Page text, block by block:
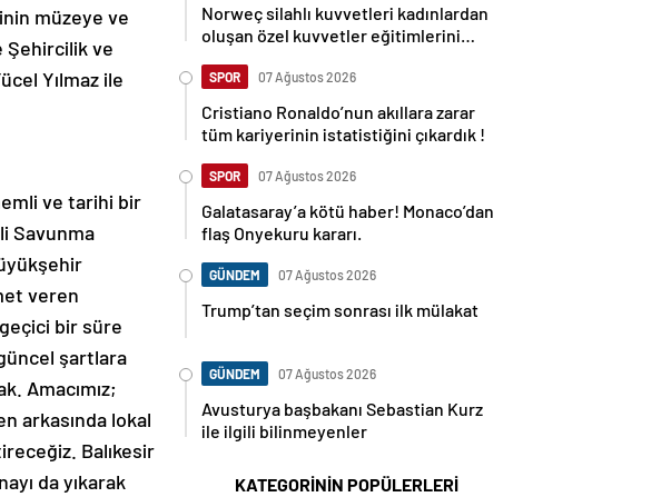
müzeye ve
Şehircilik ve
Yılmaz ile
ve tarihi bir
Savunma
veren
bir süre
şartlara
Amacımız;
arkasında lokal
Balıkesir
da yıkarak
Norweç silahlı kuvvetleri kadınlardan
oluşan özel kuvvetler eğitimlerini
SPOR 07 Ağustos 2026
Cristiano Ronaldo’nun akıllara zarar
tüm kariyerinin istatistiğini çıkardık !
SPOR 07 Ağustos 2026
Galatasaray’a kötü haber! Monaco’dan
flaş Onyekuru kararı.
GÜNDEM 07 Ağustos 2026
Trump’tan seçim sonrası ilk mülakat
GÜNDEM 07 Ağustos 2026
Avusturya başbakanı Sebastian Kurz
ile ilgili bilinmeyenler
KATEGORİNİN POPÜLERLERİ